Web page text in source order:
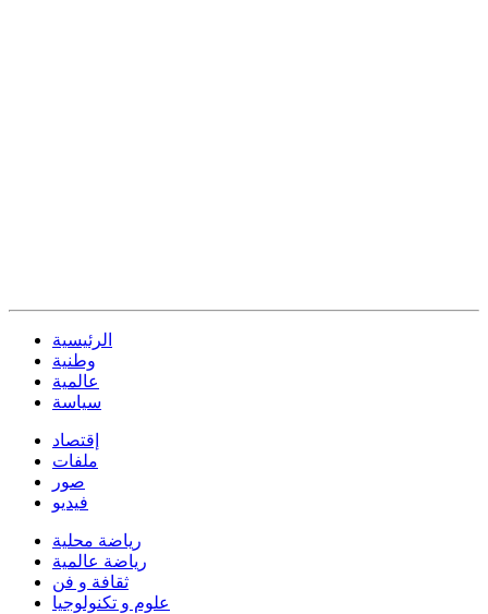
الرئيسية
وطنية
عالمية
سياسة
إقتصاد
ملفات
صور
فيديو
رياضة محلية
رياضة عالمية
ثقافة و فن
علوم و تكنولوجيا